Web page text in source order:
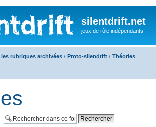
silentdrift.net
jeux de rôle indépendants
les rubriques archivées ‹ Proto-silendtift ‹ Théories